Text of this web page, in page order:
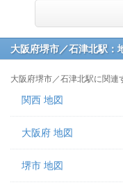
大阪府堺市／石津北駅：
大阪府堺市／石津北駅に関連
関西 地図
大阪府 地図
堺市 地図